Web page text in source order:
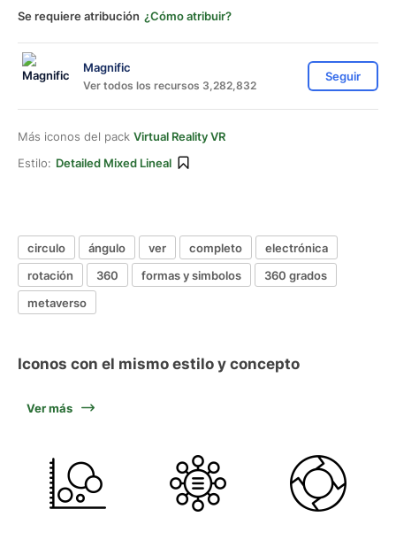
Se requiere atribución ¿Cómo atribuir?
Magnific
Ver todos los recursos 3,282,832
Seguir
Más iconos del pack Virtual Reality VR
Estilo: Detailed Mixed Lineal
circulo ángulo ver completo
electrónica
rotación
360 formas y simbolos
360 grados
metaverso
Iconos con el mismo estilo y concepto
Ver más